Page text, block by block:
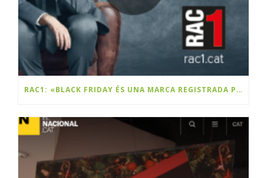
RAC1: «BLACK FRIDAY ÉS UNA MARCA REGISTRADA PER UNA EMPRESA CATALANA»